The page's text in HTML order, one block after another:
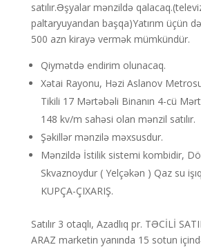
satılır.Əşyalar mənzildə
paltaryuyandan başqa)Yatırım üçün
500 azn kirayə vermək mümkündür.
Qiymətdə endirim olunacaq.
Xətai Rayonu, Həzi Aslanov
Tikili 17 Mərtəbəli Binanın 4-cü
148 kv/m sahəsi olan mənzil satılır.
Şəkillər mənzilə məxsusdur.
Mənzildə İstilik sistemi kombidir,
Skvaznoydur ( Yelçəkən ) Qaz su
KUPÇA-ÇIXARIŞ.
Satılır 3 otaqlı, Azadlıq pr. TƏCİLİ
ARAZ marketin yanında 15 sotun